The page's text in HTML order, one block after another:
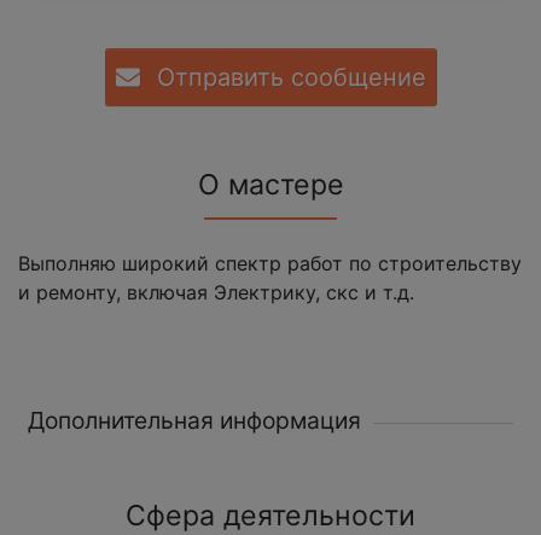
Отправить сообщение
О мастере
Выполняю широкий спектр работ по строительству
и ремонту, включая Электрику, скс и т.д.
Дополнительная информация
Сфера деятельности